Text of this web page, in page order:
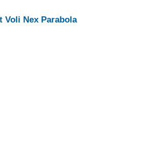
Voli Nex Parabola